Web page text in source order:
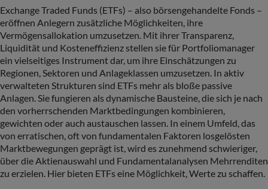
Exchange Traded Funds (ETFs) – also börsengehandelte Fonds –
eröffnen Anlegern zusätzliche Möglichkeiten, ihre
Vermögensallokation umzusetzen. Mit ihrer Transparenz,
Liquidität und Kosteneffizienz stellen sie für Portfoliomanager
ein vielseitiges Instrument dar, um ihre Einschätzungen zu
Regionen, Sektoren und Anlageklassen umzusetzen. In aktiv
verwalteten Strukturen sind ETFs mehr als bloße passive
Anlagen. Sie fungieren als dynamische Bausteine, die sich je nach
den vorherrschenden Marktbedingungen kombinieren,
gewichten oder auch austauschen lassen. In einem Umfeld, das
von erratischen, oft von fundamentalen Faktoren losgelösten
Marktbewegungen geprägt ist, wird es zunehmend schwieriger,
über die Aktienauswahl und Fundamentalanalysen Mehrrenditen
zu erzielen. Hier bieten ETFs eine Möglichkeit, Werte zu schaffen.